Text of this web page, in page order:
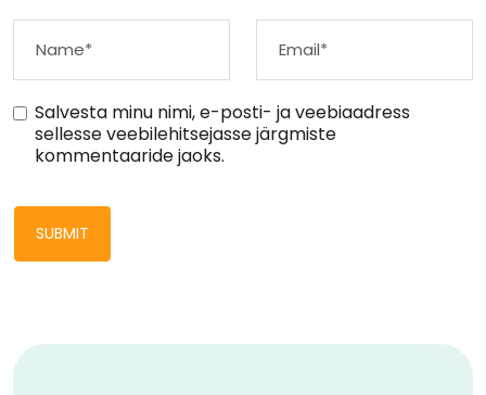
Salvesta minu nimi, e-posti- ja veebiaadress
sellesse veebilehitsejasse järgmiste
kommentaaride jaoks.